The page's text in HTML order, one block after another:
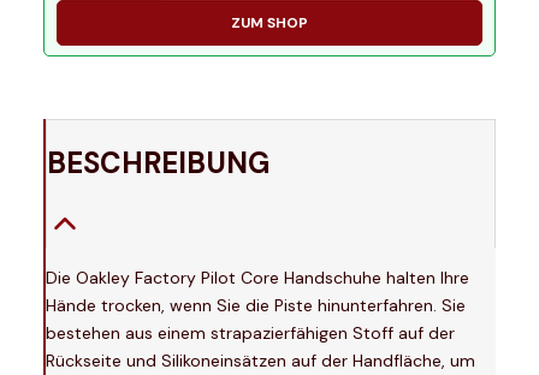
ZUM SHOP
BESCHREIBUNG
Die Oakley Factory Pilot Core Handschuhe halten Ihre
Hände trocken, wenn Sie die Piste hinunterfahren. Sie
bestehen aus einem strapazierfähigen Stoff auf der
Rückseite und Silikoneinsätzen auf der Handfläche, um